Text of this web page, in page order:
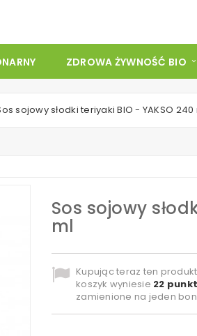
ZDROWA ŻYWNOŚĆ BIO
sojowy słodki teriyaki BIO - YAKSO 240
Sos sojowy
ml
Kupując teraz ten
koszyk wyniesie 22
zamienione na jeden